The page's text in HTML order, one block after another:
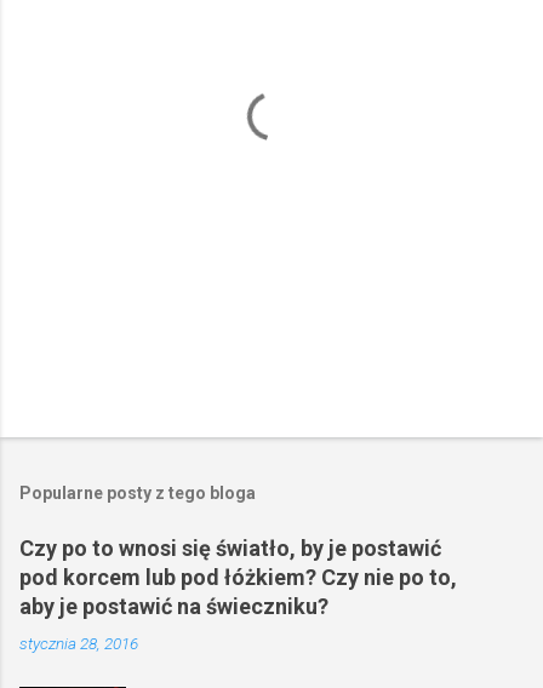
Popularne posty z tego bloga
Czy po to wnosi się światło, by je postawić
pod korcem lub pod łóżkiem? Czy nie po to,
aby je postawić na świeczniku?
stycznia 28, 2016